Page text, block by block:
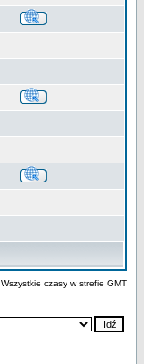
Wszystkie czasy w strefie GMT